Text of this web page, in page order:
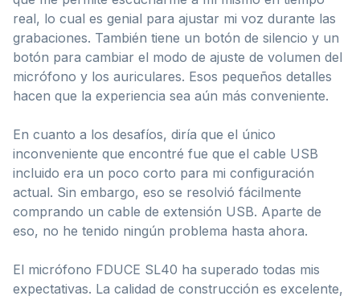
real, lo cual es genial para ajustar mi voz durante las
grabaciones. También tiene un botón de silencio y un
botón para cambiar el modo de ajuste de volumen del
micrófono y los auriculares. Esos pequeños detalles
hacen que la experiencia sea aún más conveniente.
En cuanto a los desafíos, diría que el único
inconveniente que encontré fue que el cable USB
incluido era un poco corto para mi configuración
actual. Sin embargo, eso se resolvió fácilmente
comprando un cable de extensión USB. Aparte de
eso, no he tenido ningún problema hasta ahora.
El micrófono FDUCE SL40 ha superado todas mis
expectativas. La calidad de construcción es excelente,